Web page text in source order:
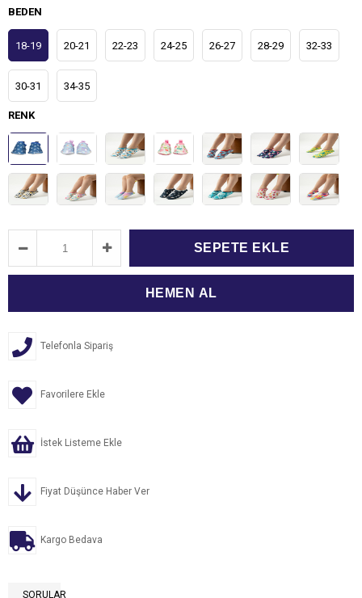
BEDEN
18-19 20-21 22-23 24-25 26-27 28-29 32-33
30-31 34-35
RENK
Telefonla Sipariş
Favorilere Ekle
İstek Listeme Ekle
Fiyat Düşünce Haber Ver
Kargo Bedava
SORULAR